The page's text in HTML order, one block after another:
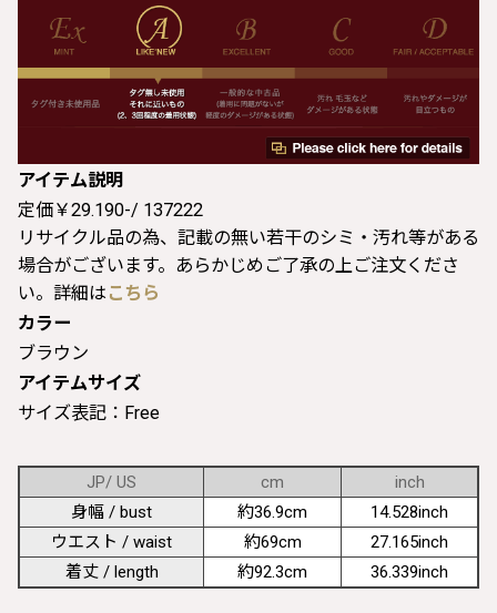
アイテム説明
定価￥29.190-/ 137222
リサイクル品の為、記載の無い若干のシミ・汚れ等がある
場合がございます。あらかじめご了承の上ご注文くださ
い。詳細は こちら
カラー
ブラウン
アイテムサイズ
サイズ表記：Free
JP/ US cm
inch
身幅 / bust
約36.9cm
14.528inch
ウエスト / waist
約69cm
27.165inch
着丈 / length
約92.3cm 36.339inch